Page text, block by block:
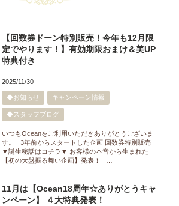
【回数券ドーン特別販売！今年も12月限
定でやります！】有効期限おまけ＆美UP
特典付き
2025/11/30
◆お知らせ キャンペーン情報
◆スタッフブログ
いつもOceanをご利用いただきありがとうございま
す。 3年前からスタートした企画 回数券特別販売
▼誕生秘話はコチラ▼ お客様の本音から生まれた
【初の大盤振る舞い企画】発表！ …
11月は【Ocean18周年☆ありがとうキャ
ンペーン】 ４大特典発表！